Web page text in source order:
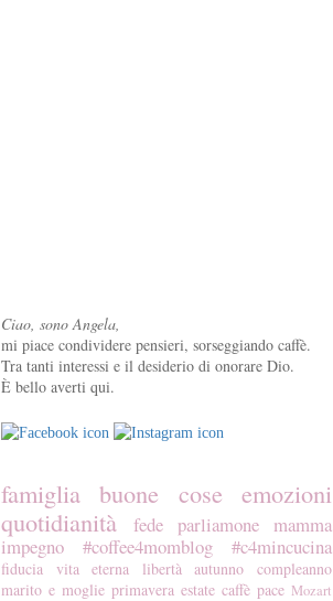
Ciao, sono Angela,
mi piace condividere pensieri, sorseggiando caffè.
Tra tanti interessi e il desiderio di onorare Dio.
È bello averti qui.
famiglia buone cose
emozioni
quotidianità
fede parliamone mamma
impegno
#coffee4momblog #c4mincucina
fiducia vita eterna libertà autunno
compleanno
marito e moglie primavera estate caffè pace Mozart